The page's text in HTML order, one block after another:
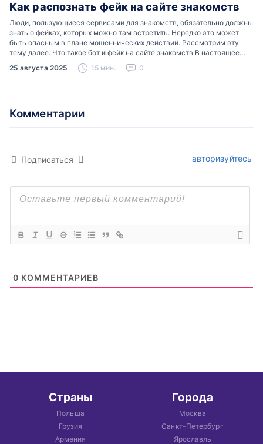
Как распознать фейк на сайте знакомств
Люди, пользующиеся сервисами для знакомств, обязательно должны
знать о фейках, которых можно там встретить. Нередко это может
быть опасным в плане мошеннических действий. Рассмотрим эту
тему далее. Что такое бот и фейк на сайте знакомств В настоящее
время можно встретить свою…
25 августа 2025 15 мин. 0
Комментарии
Подписаться авторизуйтесь
0 КОММЕНТАРИЕВ
Страны
Польша
Грузия
Армения
Города
Москва
Санкт-Петербург
Ярославль